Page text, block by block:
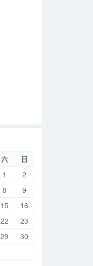
六
日
1
2
8
9
15
16
22
23
29
30